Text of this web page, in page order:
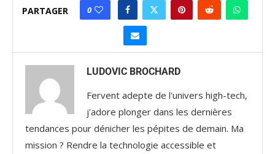
PARTAGER 0
LUDOVIC BROCHARD
Fervent adepte de l'univers high-tech,
j'adore plonger dans les dernières
tendances pour dénicher les pépites de demain. Ma
mission ? Rendre la technologie accessible et